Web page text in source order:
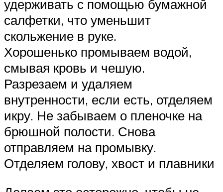
удерживать с помощью бумажной
салфетки, что уменьшит
скольжение в руке.
Хорошенько промываем водой,
смывая кровь и чешую.
Разрезаем и удаляем
внутренности, если есть, отделяем
икру. Не забываем о пленочке на
брюшной полости. Снова
отправляем на промывку.
Отделяем голову, хвост и плавники